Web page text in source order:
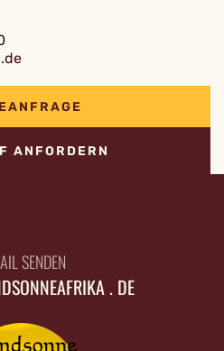
ANFORDERN
SENDEN
. DE